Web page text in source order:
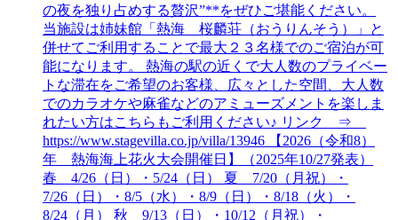
の夜を独り占めする贅沢”**をぜひご堪能ください。
当施設は姉妹館「熱海 桜麟荘（おうりんそう）」と
併せてご利用することで最大２３名様でのご宿泊が可
能になります。 熱海の駅の近くで大人数のプライベー
トな滞在をご希望のお客様、広々とした空間、大人数
でのカラオケや麻雀などのアミューズメントを楽しま
れたい方はこちらもご利用ください♪ リンク ⇒
https://www.stagevilla.co.jp/villa/13946 【2026（令和8）
年 熱海海上花火大会開催日】（2025年10/27発表）
春 4/26（日）・5/24（日） 夏 7/20（月祝）・
7/26（日）・8/5（水）・8/9（日）・8/18（火）・
8/24（月） 秋 9/13（日）・10/12（月祝）・